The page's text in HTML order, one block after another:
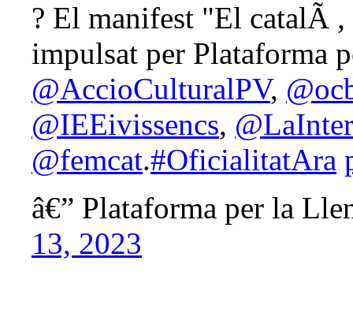
? El manifest "El catalÃ
impulsat per Plataforma
@AccioCulturalPV,
@IEEivissencs,
@femcat.#OficialitatAra
â€” Plataforma per la
13, 2023